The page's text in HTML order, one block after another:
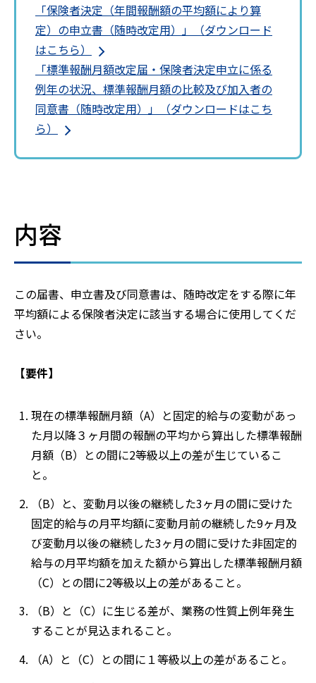
「保険者決定（年間報酬額の平均額により算
定）の申立書（随時改定用）」（ダウンロード
はこちら）
「標準報酬月額改定届・保険者決定申立に係る
例年の状況、標準報酬月額の比較及び加入者の
同意書（随時改定用）」（ダウンロードはこち
ら）
内容
この届書、申立書及び同意書は、随時改定をする際に年
平均額による保険者決定に該当する場合に使用してくだ
さい。
【要件】
現在の標準報酬月額（A）と固定的給与の変動があっ
た月以降３ヶ月間の報酬の平均から算出した標準報酬
月額（B）との間に2等級以上の差が生じているこ
と。
（B）と、変動月以後の継続した3ヶ月の間に受けた
固定的給与の月平均額に変動月前の継続した9ヶ月及
び変動月以後の継続した3ヶ月の間に受けた非固定的
給与の月平均額を加えた額から算出した標準報酬月額
（C）との間に2等級以上の差があること。
（B）と（C）に生じる差が、業務の性質上例年発生
することが見込まれること。
（A）と（C）との間に１等級以上の差があること。